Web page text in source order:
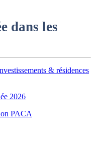
dans les
& résidences
2026
PACA